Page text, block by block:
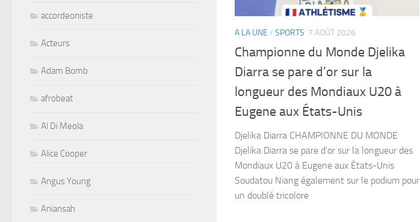
A LA UNE / SPORTS 7 AOÛT 2026
Championne du Monde Djelika
Diarra se pare d’or sur la
longueur des Mondiaux U20 à
Eugene aux États-Unis
Djelika Diarra CHAMPIONNE DU MONDE
Djelika Diarra se pare d’or sur la longueur des
Mondiaux U20 à Eugene aux États-Unis
Soudatou Niang également sur le podium pour
un doublé tricolore
accordeoniste
Acteurs
Adam Bomb
afrobeat
Al Di Meola
Alice Cooper
Angus Young
Aniansah